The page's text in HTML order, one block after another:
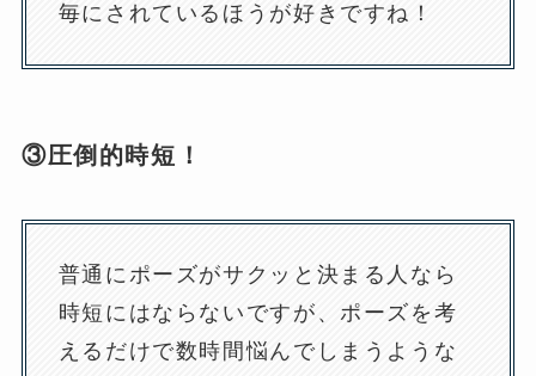
毎にされているほうが好きですね！
③圧倒的時短！
普通にポーズがサクッと決まる人なら
時短にはならないですが、ポーズを考
えるだけで数時間悩んでしまうような